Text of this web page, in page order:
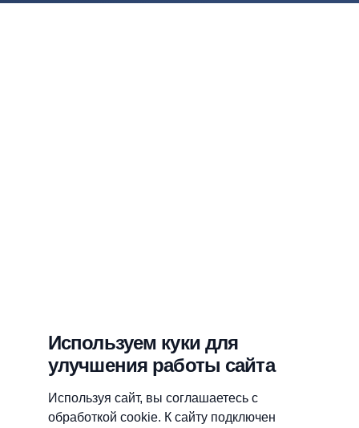
Используем куки для
улучшения работы сайта
Используя сайт, вы соглашаетесь с
обработкой cookie. К сайту подключен